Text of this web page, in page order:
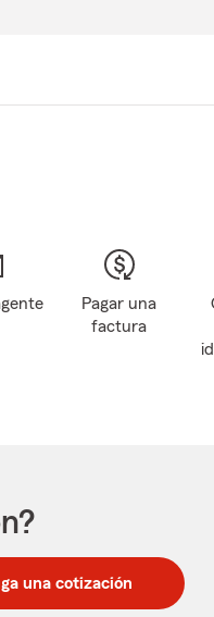
Pagar una
factura
una cotización